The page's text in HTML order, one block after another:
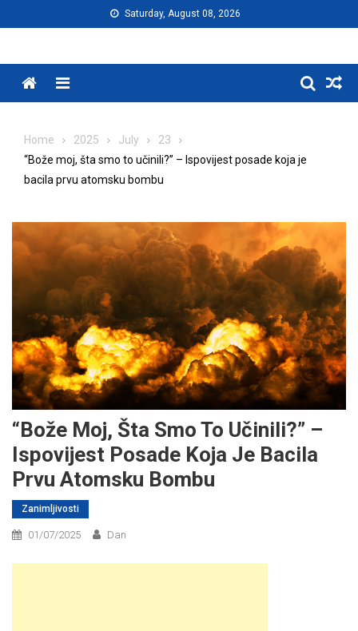
to
Saturday, August 08, 2026
Menu
Home 2025 July
23
“Bože moj, šta smo to učinili?” – Ispovijest posade koja je
bacila prvu atomsku bombu
“Bože Moj, Šta Smo To Učinili?” –
Ispovijest Posade Koja Je Bacila
Prvu Atomsku Bombu
Zanimljivosti
01/07/2025 Dan